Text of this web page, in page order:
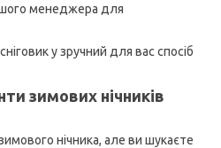
менеджера для
у зручний для вас спосіб
зимових нічників
нічника, але ви шукаєте